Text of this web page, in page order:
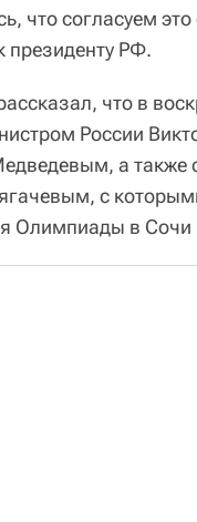
что согласуем
президенту РФ.
что в
России
а также
с
Олимпиады в Сочи